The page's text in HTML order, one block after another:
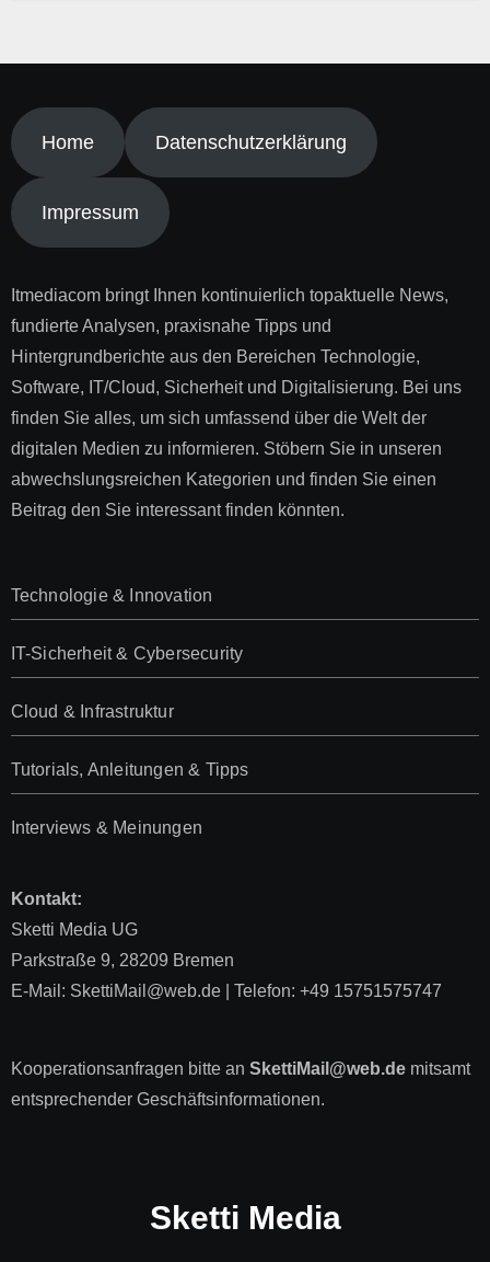
Home Datenschutzerklärung
Impressum
Itmediacom bringt Ihnen kontinuierlich topaktuelle News,
fundierte Analysen, praxisnahe Tipps und
Hintergrundberichte aus den Bereichen Technologie,
Software, IT/Cloud, Sicherheit und Digitalisierung. Bei uns
finden Sie alles, um sich umfassend über die Welt der
digitalen Medien zu informieren. Stöbern Sie in unseren
abwechslungsreichen Kategorien und finden Sie einen
Beitrag den Sie interessant finden könnten.
Technologie & Innovation
IT-Sicherheit & Cybersecurity
Cloud & Infrastruktur
Tutorials, Anleitungen & Tipps
Interviews & Meinungen
Kontakt:
Sketti Media UG
Parkstraße 9, 28209 Bremen
E-Mail: SkettiMail@web.de | Telefon: +49 15751575747
Kooperationsanfragen bitte an SkettiMail@web.demitsamt
entsprechender Geschäftsinformationen.
Sketti Media